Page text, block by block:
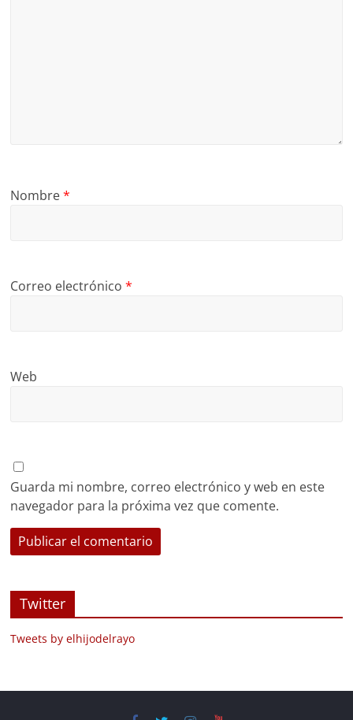
Nombre*
Correo electrónico*
Web
Guarda mi nombre, correo electrónico y web en este
navegador para la próxima vez que comente.
Twitter
Tweets by elhijodelrayo